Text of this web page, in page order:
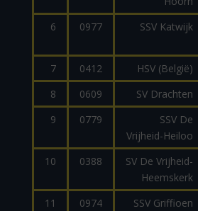
6 0977 SSV Katwijk
7 0412 HSV (België)
8
0609 SV Drachten
9
0779
SSV De
Vrijheid-Heiloo
10 0388
SV De Vrijheid-
Heemskerk
11 0974 SSV Griffioen